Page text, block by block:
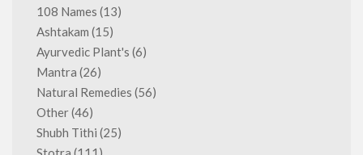
108 Names (13)
Ashtakam (15)
Ayurvedic Plant's (6)
Mantra (26)
Natural Remedies (56)
Other(46)
Shubh Tithi (25)